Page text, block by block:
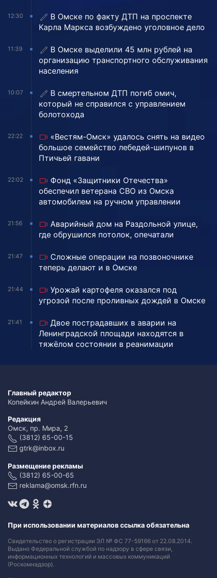
12:30
В Омске по факту ДТП на проспекте
Карла Маркса возбуждено уголовное дело
11:39
В Омске выделили 45 млн рублей на
организацию транспортного обслуживания
населения
10:07
В смертельном ДТП погиб омич,
который не справился с управлением
болотохода
22:22
«Вестям-Омск» удалось снять на видео
большое семейство лебедей-шипунов в
Птичьей гавани
22:02
Фонд «Защитники Отечества»
обеспечил ветерана СВО из Омска
автомобилем на ручном управлении
21:56
Аварийный дом на Раздольной улице,
где обрушился потолок, опечатали
21:47
Сложные операции на позвоночнике
теперь делают и в Омске
21:44
Урожай картофеля оказался под
угрозой после проливных дождей в Омске
21:41
Двое пострадавших в аварии на
Ленинградской площади находятся в
тяжёлом состоянии в реанимации
Главный редактор
Копейкин Андрей Валерьевич
Редакция
Омск, пр. Мира, 2
(3812) 65-00-15
gtrk@inbox.ru
Размещение рекламы
(3812) 65-00-65
reklama@omsk.rfn.ru
При использовании материалов ссылка обязательна
Свидетельство о регистрации ЭЛ № ФС 77-59166 от 22.08.2014.
Выдано Федеральной службой по надзору в сфере связи,
информационных технологий и массовых коммуникаций
(Роскомнадзор).